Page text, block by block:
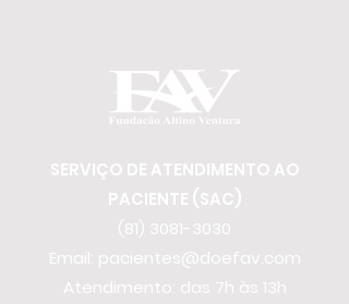
SERVIÇO DE ATENDIMENTO AO
PACIENTE (SAC)
(81) 3081-3030
Email: pacientes@doefav.com
Atendimento: das 7h às 13h